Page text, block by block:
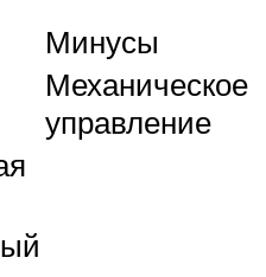
Минусы
Механическое
управление